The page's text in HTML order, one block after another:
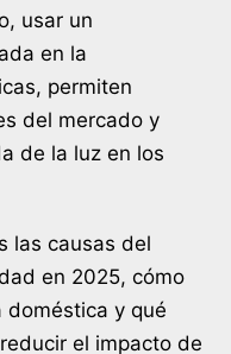
usar un
en la
permiten
del mercado y
de la luz en los
las causas del
en 2025, cómo
y qué
el impacto de